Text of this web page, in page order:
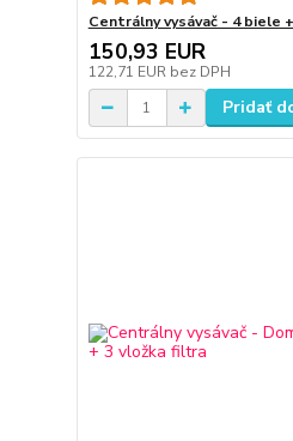
Centrálny vysávač - 4 biele
150,93 EUR
122,71 EUR bez DPH
Pridať